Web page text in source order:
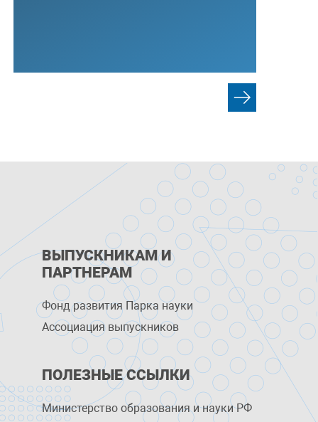
ВЫПУСКНИКАМ И
ПАРТНЕРАМ
Фонд развития Парка науки
Ассоциация выпускников
ПОЛЕЗНЫЕ ССЫЛКИ
Министерство образования и науки РФ